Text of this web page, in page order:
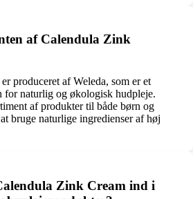
af Calendula Zink
produceret af Weleda, som er et
for naturlig og økologisk hudpleje.
af produkter til både børn og
bruge naturlige ingredienser af høj
Zink Cream ind i